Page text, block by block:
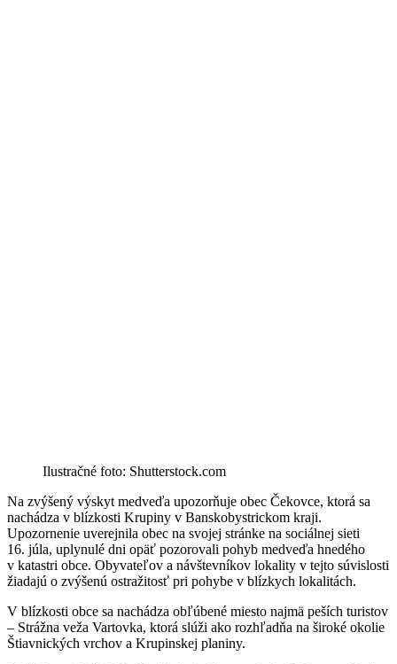
Ilustračné foto: Shutterstock.com
Na zvýšený výskyt medveďa upozorňuje obec Čekovce, ktorá sa
nachádza v blízkosti Krupiny v Banskobystrickom kraji.
Upozornenie uverejnila obec na svojej stránke na sociálnej sieti
16. júla, uplynulé dni opäť pozorovali pohyb medveďa hnedého
v katastri obce. Obyvateľov a návštevníkov lokality v tejto súvislosti
žiadajú o zvýšenú ostražitosť pri pohybe v blízkych lokalitách.
V blízkosti obce sa nachádza obľúbené miesto najmä peších turistov
– Strážna veža Vartovka, ktorá slúži ako rozhľadňa na široké okolie
Štiavnických vrchov a Krupinskej planiny.